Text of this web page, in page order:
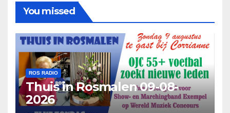
You missed
ROS RADIO
Thuis in Rosmalen 09-08-
2026